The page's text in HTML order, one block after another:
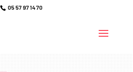
05 57 97 14 70